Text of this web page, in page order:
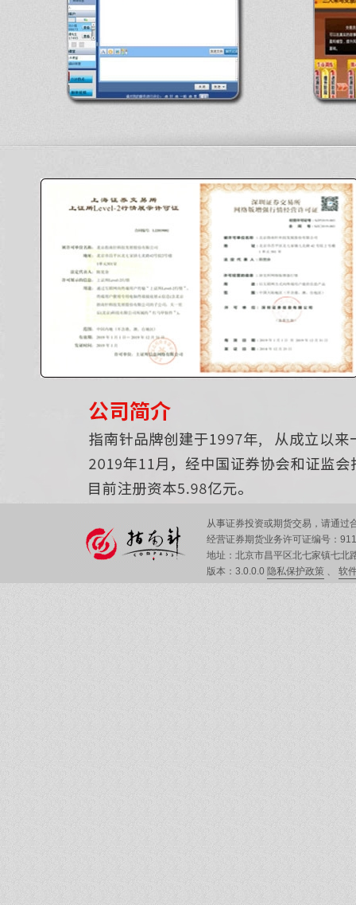
从事证券投资或期货交易，请通过
经营证券期货业务许可证编号：
地址：北京市昌平区北七家镇七
版本：3.0.0.0 隐私保护政策 、 软